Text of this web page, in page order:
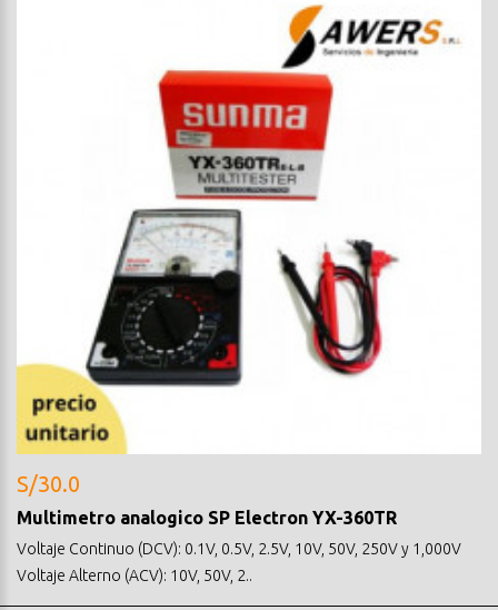
S/30.0
Multimetro analogico SP Electron YX-360TR
Voltaje Continuo (DCV): 0.1V, 0.5V, 2.5V, 10V, 50V, 250V y 1,000V
Voltaje Alterno (ACV): 10V, 50V, 2..